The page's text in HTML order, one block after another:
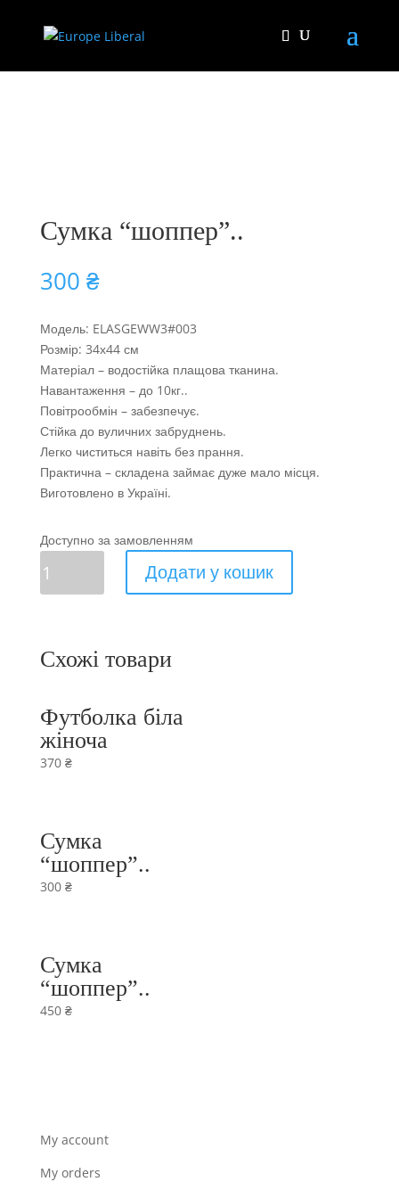
Сумка “шоппер”..
300 ₴
Модель: ELASGEWW3#003
Розмір: 34х44 см
Матеріал – водостійка плащова тканина.
Навантаження – до 10кг..
Повітрообмін – забезпечує.
Стійка до вуличних забруднень.
Легко чиститься навіть без прання.
Практична – складена займає дуже мало місця.
Виготовлено в Україні.
Доступно за замовленням
"шоппер"..
Додати у кошик
Схожі товари
Футболка біла
жіноча
370 ₴
Сумка
“шоппер”..
300 ₴
Сумка
“шоппер”..
450 ₴
My account
My orders